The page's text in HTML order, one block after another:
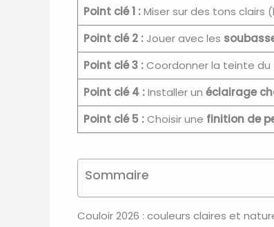
Point clé 1 :Miser sur des tons clairs
Point clé 2 :Jouer avec les
Point clé 3 :Coordonner la teinte du
Point clé 4 :Installer un éclairage
Point clé 5 :Choisir une finition de
Sommaire
Couloir 2026 : couleurs claires et